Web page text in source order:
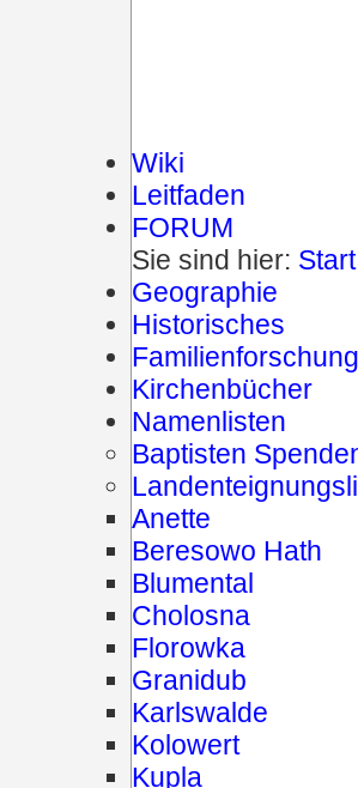
Wiki
Leitfaden
FORUM
Sie sind hier: Start
Geographie
Historisches
Familienforschung
Kirchenbücher
Namenlisten
Baptisten
Anette
Beresowo Hath
Blumental
Cholosna
Florowka
Granidub
Karlswalde
Kolowert
Kupla